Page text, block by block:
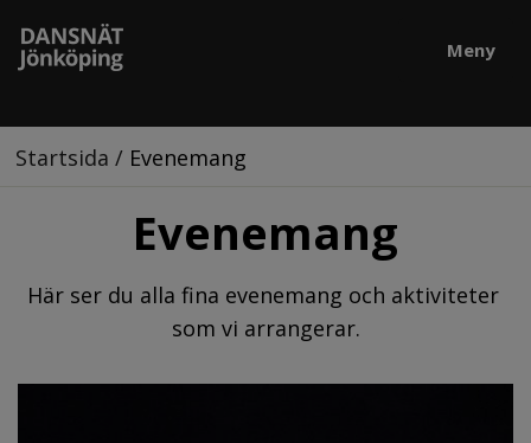
Meny
Startsida / Evenemang
Evenemang
Här ser du alla fina evenemang och aktiviteter
som vi arrangerar.